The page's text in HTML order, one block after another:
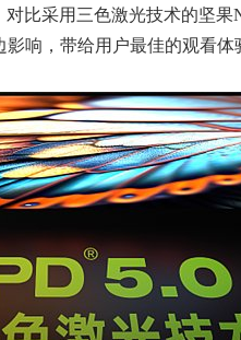
比采用三色激光技术的坚
响，带给用户最佳的观看体